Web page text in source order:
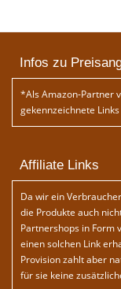
Infos zu
*Als Amazon-Partner
gekennzeichnete
Affiliate Links
Da wir ein
die Produkte auch
Partnershops in Form
einen solchen Link
Provision zahlt aber
für sie keine